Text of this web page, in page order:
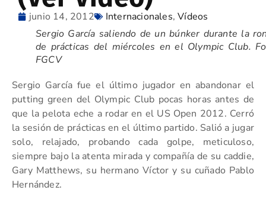
junio 14, 2012 Internacionales,Vídeos
Sergio García saliendo de un búnker durante la
de prácticas del miércoles en el Olympic Club.
FGCV
Sergio García fue el último jugador en abandonar el
putting green del Olympic Club pocas horas antes de
que la pelota eche a rodar en el US Open 2012. Cerró
la sesión de prácticas en el último partido. Salió a jugar
solo, relajado, probando cada golpe, meticuloso,
siempre bajo la atenta mirada y compañía de su caddie,
Gary Matthews, su hermano Víctor y su cuñado Pablo
Hernández.